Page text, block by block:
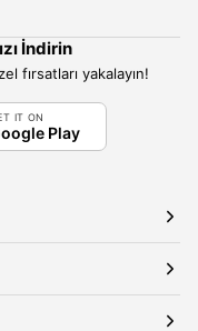
İndirin
fırsatları yakalayın!
IT ON
Play